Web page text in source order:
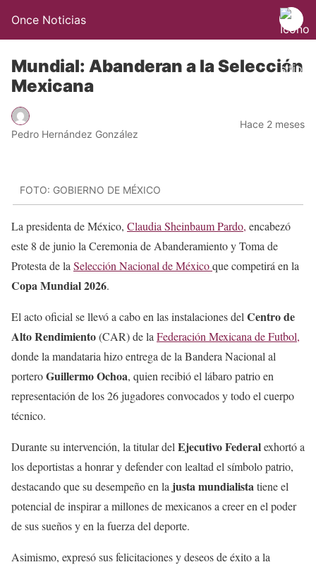
Once Noticias
Mundial: Abanderan a la Selección
Mexicana
Pedro Hernández González
Hace 2 meses
FOTO: GOBIERNO DE MÉXICO
La presidenta de México, Claudia Sheinbaum Pardo, encabezó
este 8 de junio la Ceremonia de Abanderamiento y Toma de
Protesta de laSelección Nacional de Méxicoque competirá en la
Copa Mundial 2026.
El acto oficial se llevó a cabo en las instalaciones delCentro de
Alto Rendimiento(CAR) de laFederación Mexicana de Futbol,
donde la mandataria hizo entrega de la Bandera Nacional al
porteroGuillermo Ochoa, quien recibió el lábaro patrio en
representación de los 26 jugadores convocados y todo el cuerpo
técnico.
Durante su intervención, la titular delEjecutivo Federalexhortó a
los deportistas a honrar y defender con lealtad el símbolo patrio,
destacando que su desempeño en la justa mundialistatiene el
potencial de inspirar a millones de mexicanos a creer en el poder
de sus sueños y en la fuerza del deporte.
Asimismo, expresó sus felicitaciones y deseos de éxito a la